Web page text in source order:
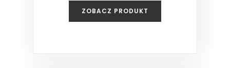
ZOBACZ PRODUKT